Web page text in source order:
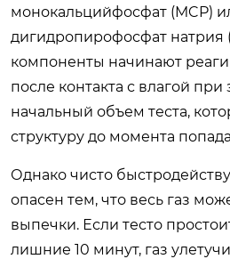
монокальцийфосфат (MCP)
дигидропирофосфат натрия
компоненты начинают
после контакта с влагой при
начальный объем теста,
структуру до момента
Однако чисто
опасен тем, что весь газ
выпечки. Если тесто
лишние 10 минут, газ